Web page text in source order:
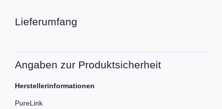
Lieferumfang
Angaben zur Produktsicherheit
Herstellerinformationen
PureLink